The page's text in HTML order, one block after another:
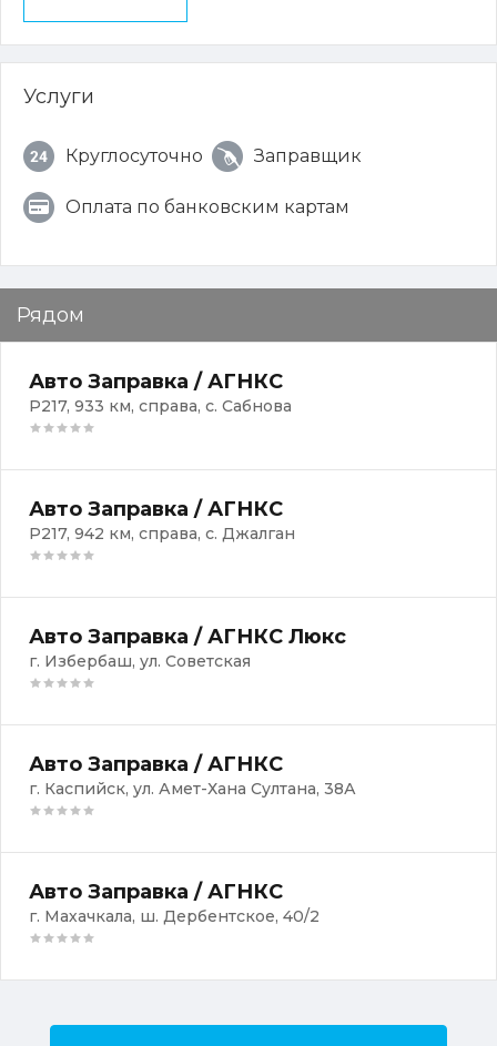
Услуги
Круглосуточно Заправщик
Оплата по банковским картам
Рядом
Авто Заправка / АГНКС
Р217, 933 км, справа, с. Сабнова
Авто Заправка / АГНКС
Р217, 942 км, справа, с. Джалган
Авто Заправка / АГНКС Люкс
г. Избербаш, ул. Советская
Авто Заправка / АГНКС
г. Каспийск, ул. Амет-Хана Султана, 38А
Авто Заправка / АГНКС
г. Махачкала, ш. Дербентское, 40/2